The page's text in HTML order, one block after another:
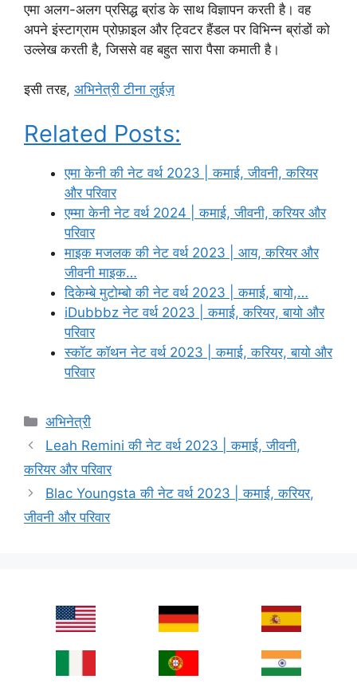
एमा अलग-अलग प्रसिद्ध ब्रांड के साथ विज्ञापन करती है। वह
अपने इंस्टाग्राम प्रोफ़ाइल और ट्विटर हैंडल पर विभिन्न ब्रांडों को
उल्लेख करती है, जिससे वह बहुत सारा पैसा कमाती है।
इसी तरह, अभिनेत्री टीना लुईज़
Related Posts:
एमा केनी की नेट वर्थ 2023 | कमाई, जीवनी, करियर
और परिवार
एम्मा केनी नेट वर्थ 2024 | कमाई, जीवनी, करियर और
परिवार
माइक मजलक की नेट वर्थ 2023 | आय, करियर और
जीवनी माइक…
दिकेम्बे मुटोम्बो की नेट वर्थ 2023 | कमाई, बायो,…
iDubbbz नेट वर्थ 2023 | कमाई, करियर, बायो और
परिवार
स्कॉट कॉथन नेट वर्थ 2023 | कमाई, करियर, बायो और
परिवार
Categories
अभिनेत्री
Leah Remini की नेट वर्थ 2023 | कमाई, जीवनी,
करियर और परिवार
Blac Youngsta की नेट वर्थ 2023 | कमाई, करियर,
जीवनी और परिवार